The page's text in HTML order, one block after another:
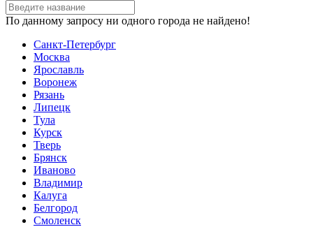
По данному запросу ни одного города не найдено!
Санкт-Петербург
Москва
Ярославль
Воронеж
Рязань
Липецк
Тула
Курск
Тверь
Брянск
Иваново
Владимир
Калуга
Белгород
Смоленск